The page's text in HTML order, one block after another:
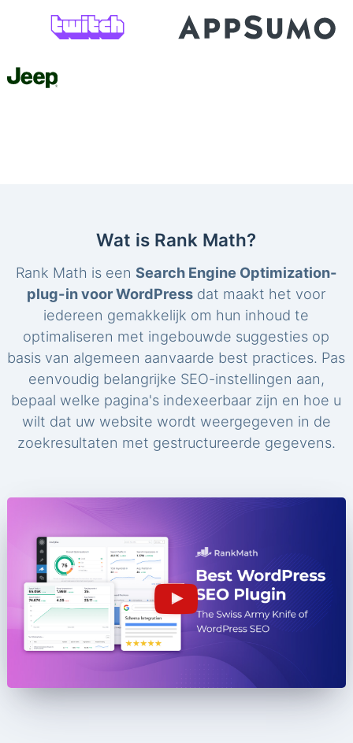
Wat is Rank Math?
Rank Math is een Search Engine Optimization-
plug-in voor WordPress dat maakt het voor
iedereen gemakkelijk om hun inhoud te
optimaliseren met ingebouwde suggesties op
basis van algemeen aanvaarde best practices. Pas
eenvoudig belangrijke SEO-instellingen aan,
bepaal welke pagina's indexeerbaar zijn en hoe u
wilt dat uw website wordt weergegeven in de
zoekresultaten met gestructureerde gegevens.